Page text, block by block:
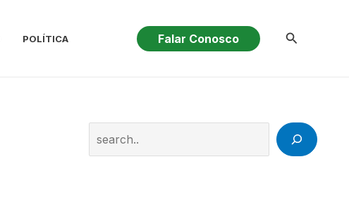
POLÍTICA Falar Conosco Pesquisar